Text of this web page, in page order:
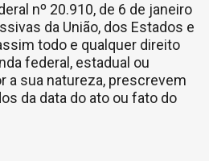
nº 20.910, de 6 de janeiro
da União, dos Estados e
todo e qualquer direito
federal, estadual ou
a sua natureza, prescrevem
da data do ato ou fato do